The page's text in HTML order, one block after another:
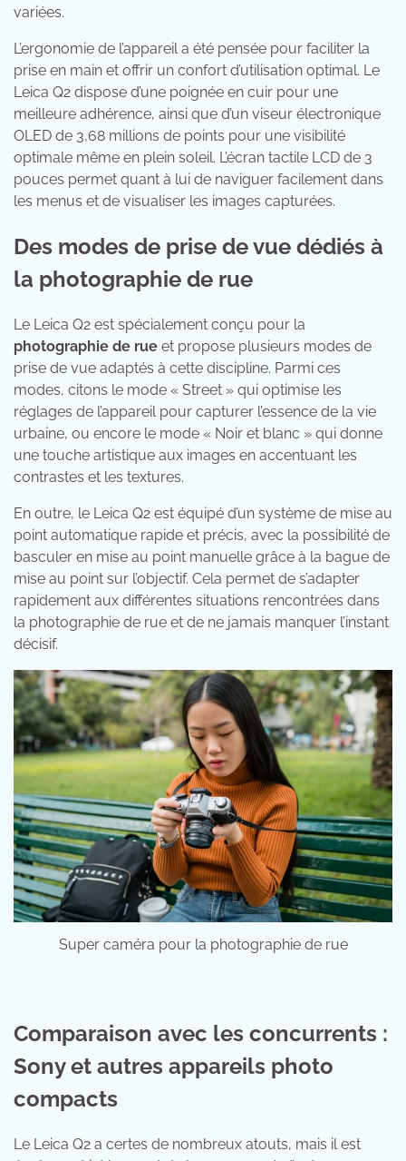
variées.
L’ergonomie de l’appareil a été pensée pour faciliter la
prise en main et offrir un confort d’utilisation optimal. Le
Leica Q2 dispose d’une poignée en cuir pour une
meilleure adhérence, ainsi que d’un viseur électronique
OLED de 3,68 millions de points pour une visibilité
optimale même en plein soleil. L’écran tactile LCD de 3
pouces permet quant à lui de naviguer facilement dans
les menus et de visualiser les images capturées.
Des modes de prise de vue dédiés à
la photographie de rue
Le Leica Q2 est spécialement conçu pour la
photographie de rue et propose plusieurs modes de
prise de vue adaptés à cette discipline. Parmi ces
modes, citons le mode « Street » qui optimise les
réglages de l’appareil pour capturer l’essence de la vie
urbaine, ou encore le mode « Noir et blanc » qui donne
une touche artistique aux images en accentuant les
contrastes et les textures.
En outre, le Leica Q2 est équipé d’un système de mise au
point automatique rapide et précis, avec la possibilité de
basculer en mise au point manuelle grâce à la bague de
mise au point sur l’objectif. Cela permet de s’adapter
rapidement aux différentes situations rencontrées dans
la photographie de rue et de ne jamais manquer l’instant
décisif.
Super caméra pour la photographie de rue
Comparaison avec les concurrents :
Sony et autres appareils photo
compacts
Le Leica Q2 a certes de nombreux atouts, mais il est